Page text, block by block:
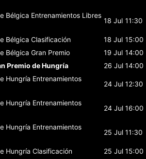
Bélgica Entrenamientos Libres
18 Jul 11:30
Bélgica Clasificación 18 Jul 15:00
Bélgica Gran Premio 19 Jul 14:00
Premio de Hungría
26 Jul 14:00
Hungría Entrenamientos
24 Jul 12:30
Hungría Entrenamientos
24 Jul 16:00
Hungría Entrenamientos
25 Jul 11:30
Hungría Clasificación 25 Jul 15:00